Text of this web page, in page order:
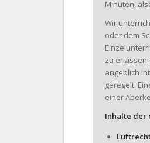
Minuten,
Wir
oder dem
zu erlassen
angeblich
geregelt.
einer
Inhalte der